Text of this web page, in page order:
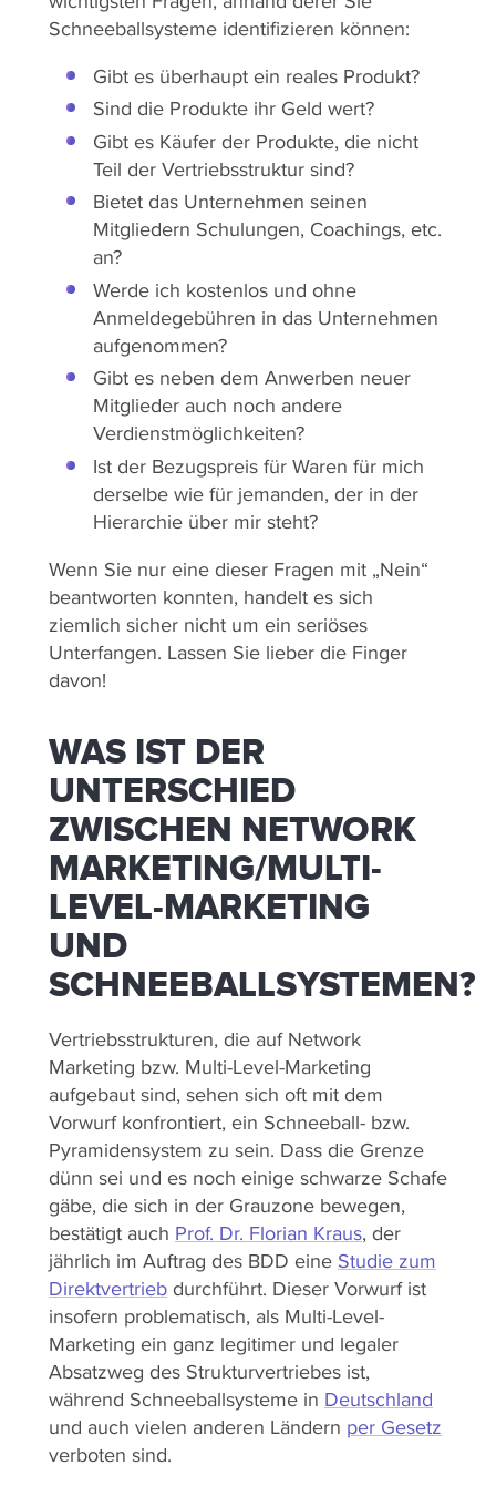
Schneeballsysteme identifizieren können:
Gibt es überhaupt ein reales Produkt?
Sind die Produkte ihr Geld wert?
Gibt es Käufer der Produkte, die nicht
Teil der Vertriebsstruktur sind?
Bietet das Unternehmen seinen
Mitgliedern Schulungen, Coachings, etc.
an?
Werde ich kostenlos und ohne
Anmeldegebühren in das Unternehmen
aufgenommen?
Gibt es neben dem Anwerben neuer
Mitglieder auch noch andere
Verdienstmöglichkeiten?
Ist der Bezugspreis für Waren für mich
derselbe wie für jemanden, der in der
Hierarchie über mir steht?
Wenn Sie nur eine dieser Fragen mit „Nein“
beantworten konnten, handelt es sich
ziemlich sicher nicht um ein seriöses
Unterfangen. Lassen Sie lieber die Finger
davon!
WAS IST DER
UNTERSCHIED
ZWISCHEN NETWORK
MARKETING/MULTI-
LEVEL-MARKETING
UND
SCHNEEBALLSYSTEMEN?
Vertriebsstrukturen, die auf Network
Marketing bzw. Multi-Level-Marketing
aufgebaut sind, sehen sich oft mit dem
Vorwurf konfrontiert, ein Schneeball- bzw.
Pyramidensystem zu sein. Dass die Grenze
dünn sei und es noch einige schwarze Schafe
gäbe, die sich in der Grauzone bewegen,
bestätigt auch Prof. Dr. Florian Kraus, der
jährlich im Auftrag des BDD eine Studie zum
Direktvertrieb durchführt. Dieser Vorwurf ist
insofern problematisch, als Multi-Level-
Marketing ein ganz legitimer und legaler
Absatzweg des Strukturvertriebes ist,
während Schneeballsysteme in Deutschland
und auch vielen anderen Ländern per Gesetz
verboten sind.